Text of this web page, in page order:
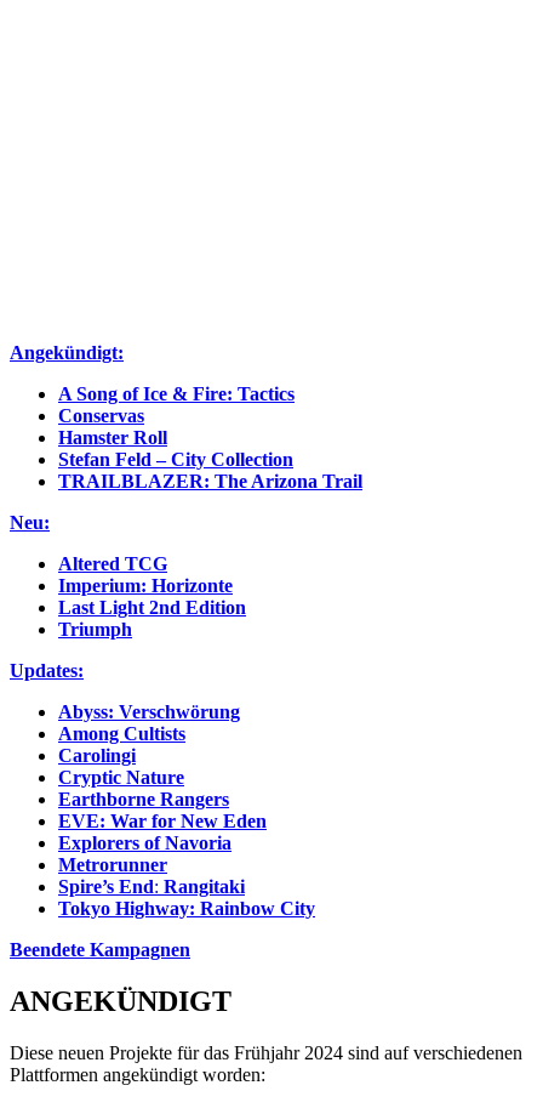
Angekündigt:
A Song of Ice & Fire: Tactics
Conservas
Hamster Roll
Stefan Feld – City Collection
TRAILBLAZER: The Arizona Trail
Neu:
Altered TCG
Imperium: Horizonte
Last Light 2nd Edition
Triumph
Updates:
Abyss: Verschwörung
Among Cultists
Carolingi
Cryptic Nature
Earthborne Rangers
EVE: War for New Eden
Explorers of Navoria
Metrorunner
Spire’s End: Rangitaki
Tokyo Highway: Rainbow City
Beendete Kampagnen
ANGEKÜNDIGT
Diese neuen Projekte für das Frühjahr 2024 sind auf verschiedenen
Plattformen angekündigt worden: